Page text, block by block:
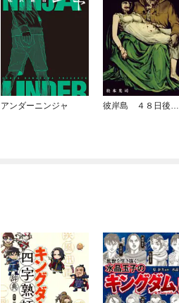
アンダーニンジャ 彼岸島 ４８日後…